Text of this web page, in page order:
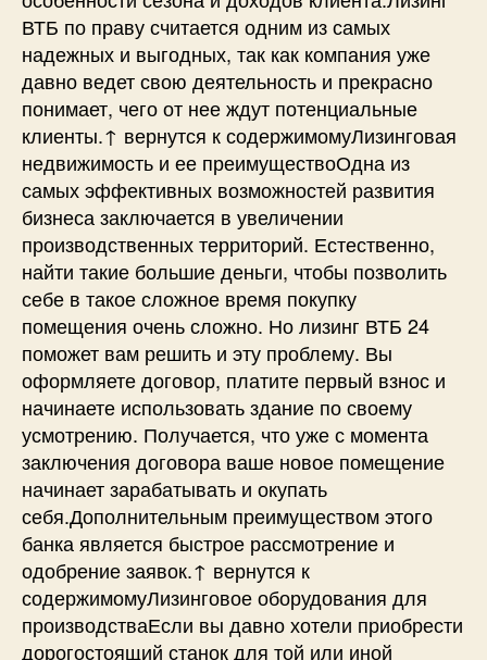
ВТБ по праву считается одним из самых
надежных и выгодных, так как компания уже
давно ведет свою деятельность и прекрасно
понимает, чего от нее ждут потенциальные
клиенты.↑ вернутся к содержимомуЛизинговая
недвижимость и ее преимуществоОдна из
самых эффективных возможностей развития
бизнеса заключается в увеличении
производственных территорий. Естественно,
найти такие большие деньги, чтобы позволить
себе в такое сложное время покупку
помещения очень сложно. Но лизинг ВТБ 24
поможет вам решить и эту проблему. Вы
оформляете договор, платите первый взнос и
начинаете использовать здание по своему
усмотрению. Получается, что уже с момента
заключения договора ваше новое помещение
начинает зарабатывать и окупать
себя.Дополнительным преимуществом этого
банка является быстрое рассмотрение и
одобрение заявок.↑ вернутся к
содержимомуЛизинговое оборудования для
производстваЕсли вы давно хотели приобрести
дорогостоящий станок для той или иной